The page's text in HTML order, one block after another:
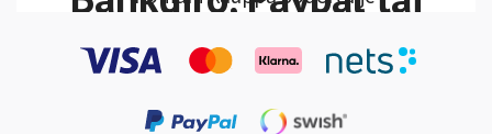
Klarna Lasku-Maksa
30 päivän kuluessa